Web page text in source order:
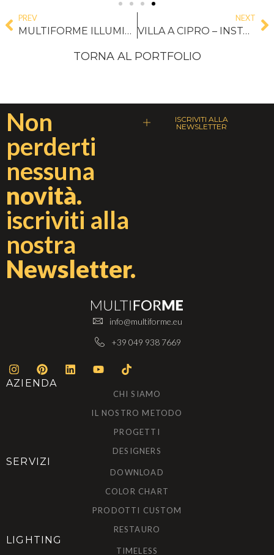
PREV
MULTIFORME ILLUMINA IMMOBILIARE ROMOLINI
NEXT
VILLA A CIPRO – INSTALLAZIONE SU MISURA
TORNA AL PORTFOLIO
Non
perderti
nessuna
novità.
iscriviti alla
nostra
Newsletter.
ISCRIVITI ALLA
NEWSLETTER
info@multiforme.eu
+39 049 938 7669
AZIENDA
CHI SIAMO
IL NOSTRO METODO
PROGETTI
DESIGNERS
SERVIZI
DOWNLOAD
COLOR CHART
PRODOTTI CUSTOM
RESTAURO
LIGHTING
TIMELESS